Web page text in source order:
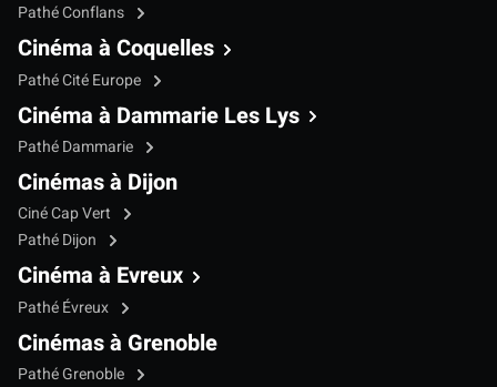
Pathé Conflans
Cinéma à Coquelles
Pathé Cité Europe
Cinéma à Dammarie Les Lys
Pathé Dammarie
Cinémas à Dijon
Ciné Cap Vert
Pathé Dijon
Cinéma à Evreux
Pathé Évreux
Cinémas à Grenoble
Pathé Grenoble